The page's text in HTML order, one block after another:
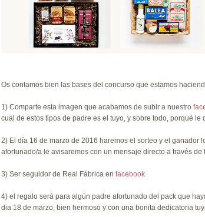
Os contamos bien las bases del concurso que estamos
1) Comparte esta imagen que acabamos de subir a nuestro
cual de estos tipos de padre es el tuyo, y sobre todo, porqué le
2) El día 16 de marzo de 2016 haremos el sorteo y el ganador
afortunado/a le avisaremos con un mensaje directo a través de
3) Ser seguidor de Real Fábrica en facebook
4) el regalo será para algún padre afortunado del pack que
dia 18 de marzo, bien hermoso y con una bonita dedicatoria